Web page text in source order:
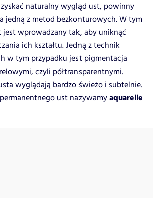
naturalny wygląd ust, powinny
jedną z metod bezkonturowych. W tym
wprowadzany tak, aby uniknąć
ich kształtu. Jedną z technik
w tym przypadku jest pigmentacja
czyli półtransparentnymi.
wyglądają bardzo świeżo i subtelnie.
ust nazywamyaquarelle